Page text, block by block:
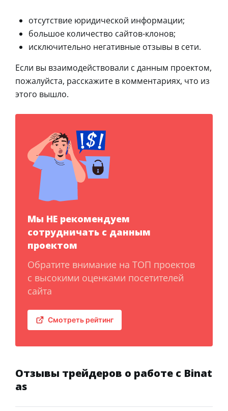
отсутствие юридической информации;
большое количество сайтов-клонов;
исключительно негативные отзывы в сети.
Если вы взаимодействовали с данным проектом,
пожалуйста, расскажите в комментариях, что из
этого вышло.
Мы НЕ рекомендуем
сотрудничать с данным
проектом
Обратите внимание на ТОП проектов
с высокими оценками посетителей
сайта
Смотреть рейтинг
Отзывы трейдеров о работе с Binat
as